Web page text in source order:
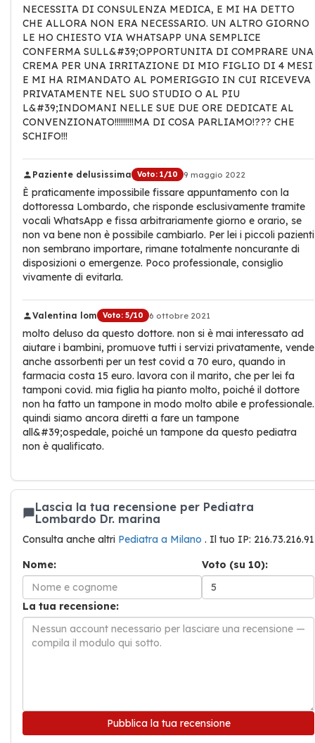
NECESSITA DI CONSULENZA MEDICA, E MI HA DETTO
CHE ALLORA NON ERA NECESSARIO. UN ALTRO GIORNO
LE HO CHIESTO VIA WHATSAPP UNA SEMPLICE
CONFERMA SULL&#39;OPPORTUNITA DI COMPRARE UNA
CREMA PER UNA IRRITAZIONE DI MIO FIGLIO DI 4 MESI
E MI HA RIMANDATO AL POMERIGGIO IN CUI RICEVEVA
PRIVATAMENTE NEL SUO STUDIO O AL PIU
L&#39;INDOMANI NELLE SUE DUE ORE DEDICATE AL
CONVENZIONATO!!!!!!!!!MA DI COSA PARLIAMO!??? CHE
SCHIFO!!!
Paziente delusissima Voto: 1/10 9 maggio 2022
È praticamente impossibile fissare appuntamento con la
dottoressa Lombardo, che risponde esclusivamente tramite
vocali WhatsApp e fissa arbitrariamente giorno e orario, se
non va bene non è possibile cambiarlo. Per lei i piccoli pazienti
non sembrano importare, rimane totalmente noncurante di
disposizioni o emergenze. Poco professionale, consiglio
vivamente di evitarla.
Valentina lom Voto: 5/10 6 ottobre 2021
molto deluso da questo dottore. non si è mai interessato ad
aiutare i bambini, promuove tutti i servizi privatamente, vende
anche assorbenti per un test covid a 70 euro, quando in
farmacia costa 15 euro. lavora con il marito, che per lei fa
tamponi covid. mia figlia ha pianto molto, poiché il dottore
non ha fatto un tampone in modo molto abile e professionale.
quindi siamo ancora diretti a fare un tampone
all&#39;ospedale, poiché un tampone da questo pediatra
non è qualificato.
Lascia la tua recensione per Pediatra
Lombardo Dr. marina
Consulta anche altri Pediatra a Milano . Il tuo IP: 216.73.216.91
Nome:
Voto (su 10):
La tua recensione:
Pubblica la tua recensione